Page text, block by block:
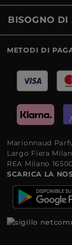
BISOGNO DI
METODI DI
Marionnaud
Largo Fiera
REA Milano
SCARICA LA